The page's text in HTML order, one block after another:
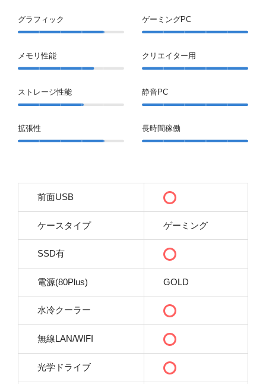
グラフィック
メモリ性能
ストレージ性能
拡張性
ゲーミングPC
クリエイター用
静音PC
長時間稼働
前面USB
ケースタイプ ゲーミング
SSD有
電源(80Plus) GOLD
水冷クーラー
無線LAN/WIFI
光学ドライブ